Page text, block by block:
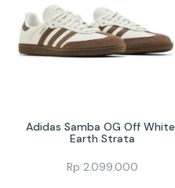
Adidas Samba OG Off White
Earth Strata
Rp 2.099.000